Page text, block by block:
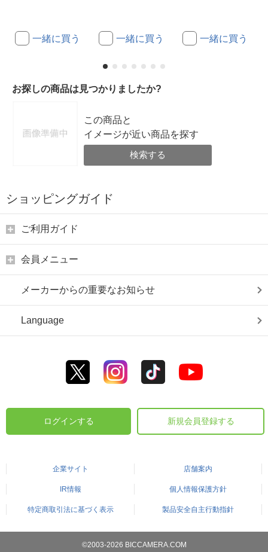
一緒に買う 一緒に買う 一緒に買う
お探しの商品は見つかりましたか?
この商品と
イメージが近い商品を探す
検索する
ショッピングガイド
ご利用ガイド
会員メニュー
メーカーからの重要なお知らせ
Language
ログインする 新規会員登録する
企業サイト 店舗案内
IR情報 個人情報保護方針
特定商取引法に基づく表示 製品安全自主行動指針
©2003-2026 BICCAMERA.COM